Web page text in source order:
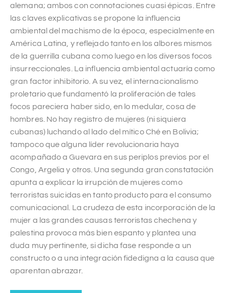
alemana; ambos con connotaciones cuasi épicas. Entre
las claves explicativas se propone la influencia
ambiental del machismo de la época, especialmente en
América Latina, y reflejado tanto en los albores mismos
de la guerrilla cubana como luego en los diversos focos
insurreccionales. La influencia ambiental actuaría como
gran factor inhibitorio. A su vez, el internacionalismo
proletario que fundamentó la proliferación de tales
focos pareciera haber sido, en lo medular, cosa de
hombres. No hay registro de mujeres (ni siquiera
cubanas) luchando al lado del mítico Ché en Bolivia;
tampoco que alguna líder revolucionaria haya
acompañado a Guevara en sus periplos previos por el
Congo, Argelia y otros. Una segunda gran constatación
apunta a explicar la irrupción de mujeres como
terroristas suicidas en tanto producto para el consumo
comunicacional. La crudeza de esta incorporación de la
mujer a las grandes causas terroristas chechena y
palestina provoca más bien espanto y plantea una
duda muy pertinente, si dicha fase responde a un
constructo o a una integración fidedigna a la causa que
aparentan abrazar.